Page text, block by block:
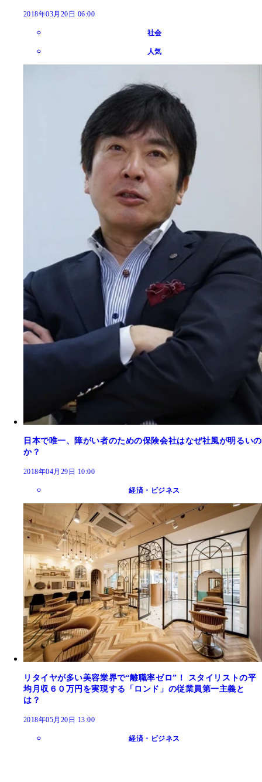
2018年03月20日 06:00
社会
人気
日本で唯一、障がい者のための保険会社はなぜ社風が明るいの
か？
2018年04月29日 10:00
経済・ビジネス
リタイヤが多い美容業界で“離職率ゼロ”！ スタイリストの平
均月収６０万円を実現する「ロンド」の従業員第一主義と
は？
2018年05月20日 13:00
経済・ビジネス